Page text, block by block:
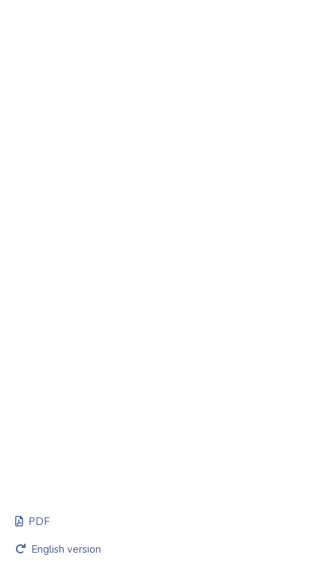
PDF
English version